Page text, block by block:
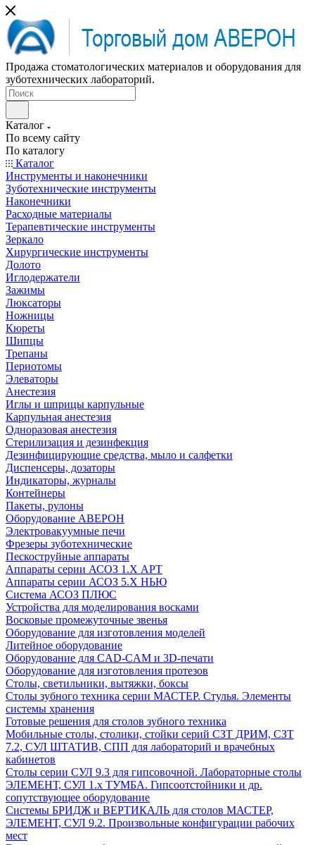
Продажа стоматологических материалов и оборудования для
зуботехнических лабораторий.
Каталог
По всему сайту
По каталогу
Каталог
Инструменты и наконечники
Зуботехнические инструменты
Наконечники
Расходные материалы
Терапевтические инструменты
Зеркало
Хирургические инструменты
Долото
Иглодержатели
Зажимы
Люксаторы
Ножницы
Кюреты
Шипцы
Трепаны
Периотомы
Элеваторы
Анестезия
Иглы и шприцы карпульные
Карпульная анестезия
Одноразовая анестезия
Стерилизация и дезинфекция
Дезинфицирующие средства, мыло и салфетки
Диспенсеры, дозаторы
Индикаторы, журналы
Контейнеры
Пакеты, рулоны
Оборудование АВЕРОН
Электровакуумные печи
Фрезеры зуботехнические
Пескоструйные аппараты
Аппараты серии АСОЗ 1.Х АРТ
Аппараты серии АСОЗ 5.Х НЬЮ
Система АСОЗ ПЛЮС
Устройства для моделирования восками
Восковые промежуточные звенья
Оборудование для изготовления моделей
Литейное оборудование
Оборудование для CAD-CAM и 3D-печати
Оборудование для изготовления протезов
Cтолы, светильники, вытяжки, боксы
Столы зубного техника серии МАСТЕР. Стулья. Элементы
системы хранения
Готовые решения для столов зубного техника
Мобильные столы, столики, стойки серий СЗТ ДРИМ, СЗТ
7.2, СУЛ ШТАТИВ, СПП для лабораторий и врачебных
кабинетов
Столы серии СУЛ 9.3 для гипсовочной. Лабораторные столы
ЭЛЕМЕНТ, СУЛ 1.х ТУМБА. Гипсоотстойники и др.
сопутствующее оборудование
Системы БРИДЖ и ВЕРТИКАЛЬ для столов МАСТЕР,
ЭЛЕМЕНТ, СУЛ 9.2. Произвольные конфигурации рабочих
мест